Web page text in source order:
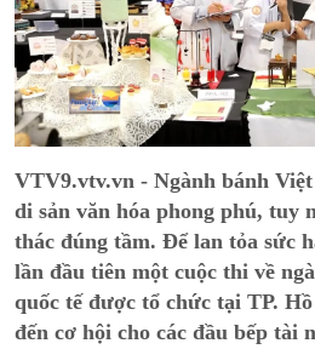
VTV9.vtv.vn - Ngành bánh
di sản văn hóa phong phú, tuy
thác đúng tầm. Để lan tỏa sức
lần đầu tiên một cuộc thi về
quốc tế được tổ chức tại TP.
đến cơ hội cho các đầu bếp tài